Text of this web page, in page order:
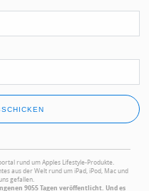
rund um Apples Lifestyle-Produkte.
aus der Welt rund um iPad, iPod, Mac und
gefallen.
9055 Tagen veröffentlicht. Und es